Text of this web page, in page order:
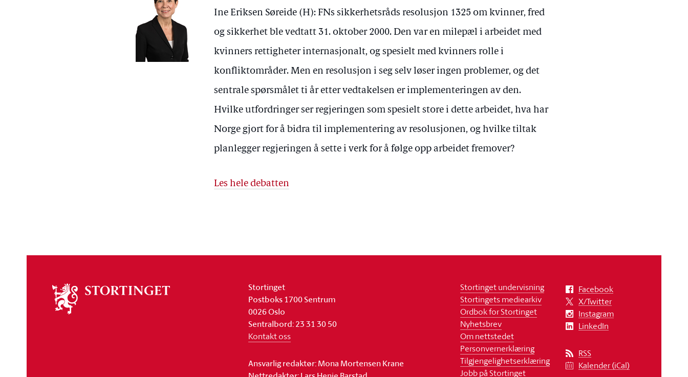
Ine Eriksen Søreide (H): FNs sikkerhetsråds resolusjon 1325 om kvinner, fred
og sikkerhet ble vedtatt 31. oktober 2000. Den var en milepæl i arbeidet med
kvinners rettigheter internasjonalt, og spesielt med kvinners rolle i
konfliktområder. Men en resolusjon i seg selv løser ingen problemer, og det
sentrale spørsmålet ti år etter vedtakelsen er implementeringen av den.
Hvilke utfordringer ser regjeringen som spesielt store i dette arbeidet, hva har
Norge gjort for å bidra til implementering av resolusjonen, og hvilke tiltak
planlegger regjeringen å sette i verk for å følge opp arbeidet fremover?
Les hele debatten
stortinget
Stortinget
Postboks 1700 Sentrum
0026 Oslo
Sentralbord: 23 31 30 50
Kontakt oss
Ansvarlig redaktør: Mona Mortensen Krane
Stortinget undervisning
Stortingets mediearkiv
Ordbok for Stortinget
Nyhetsbrev
Om nettstedet
Personvernerklæring
Tilgjengelighetserklæring
Jobb på Stortinget
Facebook
X/Twitter
Instagram
LinkedIn
RSS
Kalender (iCal)